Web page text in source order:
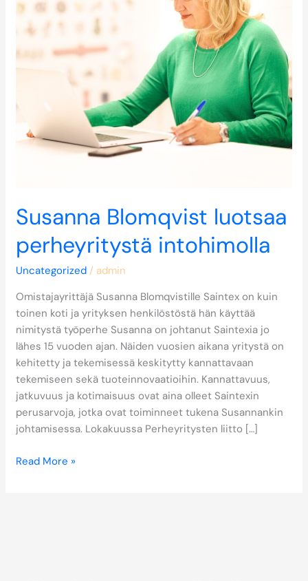
Susanna Blomqvist luotsaa
perheyritystä intohimolla
Uncategorized / admin
Omistajayrittäjä Susanna Blomqvistille Saintex on kuin
toinen koti ja yrityksen henkilöstöstä hän käyttää
nimitystä työperhe Susanna on johtanut Saintexia jo
lähes 15 vuoden ajan. Näiden vuosien aikana yritystä on
kehitetty ja tekemisessä keskitytty kannattavaan
tekemiseen sekä tuoteinnovaatioihin. Kannattavuus,
jatkuvuus ja kotimaisuus ovat aina olleet Saintexin
perusarvoja, jotka ovat toiminneet tukena Susannankin
johtamisessa. Lokakuussa Perheyritysten liitto […]
Read More »